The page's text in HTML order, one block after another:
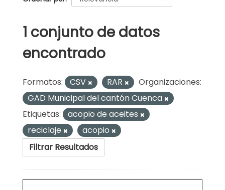
1 conjunto de datos
encontrado
Formatos: CSV RAR
Organizaciones:
GAD Municipal del cantón Cuenca
Etiquetas:
acopio de aceites
reciclaje
acopio
Filtrar Resultados